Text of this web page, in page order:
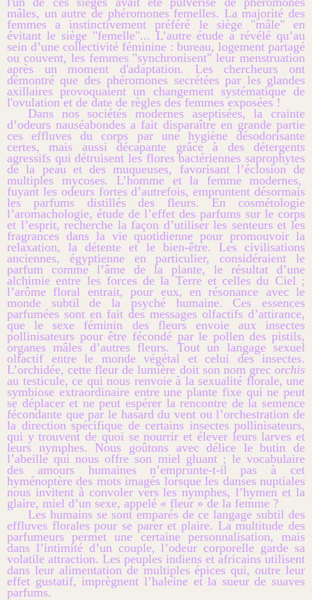
mâles, un autre de phéromones femelles. La majorité des
femmes a instinctivement préféré le siège "mâle" en
évitant le siège "femelle"... L’autre étude a révélé qu’au
sein d’une collectivité féminine : bureau, logement partagé
ou couvent, les femmes "synchronisent" leur menstruation
après un moment d'adaptation. Les chercheurs ont
démontré que des phéromones secrétées par les glandes
axillaires provoquaient un changement systématique de
l'ovulation et de date de règles des femmes exposées !
Dans nos sociétés modernes aseptisées, la crainte
d’odeurs nauséabondes a fait disparaître en grande partie
ces effluves du corps par une hygiène désodorisante
certes, mais aussi décapante grâce à des détergents
agressifs qui détruisent les flores bactériennes saprophytes
de la peau et des muqueuses, favorisant l’éclosion de
multiples mycoses. L’homme et la femme modernes,
fuyant les odeurs fortes d’autrefois, empruntent désormais
les parfums distillés des fleurs. En cosmétologie
l’aromachologie, étude de l’effet des parfums sur le corps
et l’esprit, recherche la façon d’utiliser les senteurs et les
fragrances dans la vie quotidienne pour promouvoir la
relaxation, la détente et le bien-être. Les civilisations
anciennes, égyptienne en particulier, considéraient le
parfum comme l’âme de la plante, le résultat d’une
alchimie entre les forces de la Terre et celles du Ciel ;
l’arôme floral entrait, pour eux, en résonance avec le
monde subtil de la psyché humaine. Ces essences
parfumées sont en fait des messages olfactifs d’attirance,
que le sexe féminin des fleurs envoie aux insectes
pollinisateurs pour être fécondé par le pollen des pistils,
organes mâles d’autres fleurs. Tout un langage sexuel
olfactif entre le monde végétal et celui des insectes.
L’orchidée, cette fleur de lumière doit son nom grec orchis
au testicule, ce qui nous renvoie à la sexualité florale, une
symbiose extraordinaire entre une plante fixe qui ne peut
se déplacer et ne peut espérer la rencontre de la semence
fécondante que par le hasard du vent ou l’orchestration de
la direction spécifique de certains insectes pollinisateurs,
qui y trouvent de quoi se nourrir et élever leurs larves et
leurs nymphes. Nous goûtons avec délice le butin de
l’abeille qui nous offre son miel gluant ; le vocabulaire
des amours humaines n’emprunte-t-il pas à cet
hyménoptère des mots imagés lorsque les danses nuptiales
nous invitent à convoler vers les nymphes, l’hymen et la
glaire, miel d’un sexe, appelé « fleur » de la femme ?
Les humains se sont emparésde ce langage subtil des
effluves florales pour se parer et plaire. La multitude des
parfumeurs permet une certaine personnalisation, mais
dans l’intimité d’un couple, l’odeur corporelle garde sa
volatile attraction. Les peuples indiens et africains utilisent
dans leur alimentation de multiples épices qui, outre leur
effet gustatif, imprègnent l’haleine et la sueur de suaves
parfums.